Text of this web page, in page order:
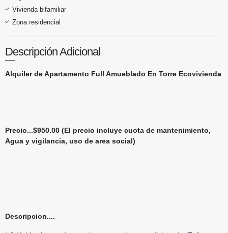
Vivienda bifamiliar
Zona residencial
Descripción Adicional
Alquiler de Apartamento Full Amueblado En Torre Ecovivienda
Precio...$950.00 (El precio incluye cuota de mantenimiento,
Agua y vigilancia, uso de area social)
Descripcion....